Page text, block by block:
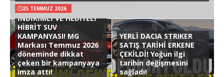
25 TEMMUZ 2026
İNDİRİMLİ VE HEDİYELİ
HİBRİT SUV
KAMPANYASI! MG
Markası Temmuz 2026
döneminde dikkat
çeken bir kampanyaya
imza attı!
YERLİ DACIA STRIKER
SATIŞ TARİHİ ERKENE
ÇEKİLDİ! Yoğun ilgi
tarihin değişmesini
sağladı!